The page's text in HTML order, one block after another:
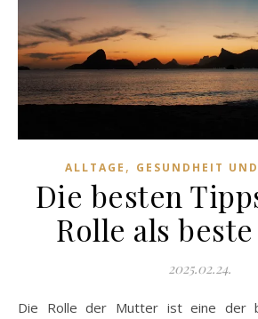
ALLTAGE , GESUNDHEIT
Die besten
Rolle als
2025.02.24.
Die Rolle der Mutter ist eine der bedeutendsten und